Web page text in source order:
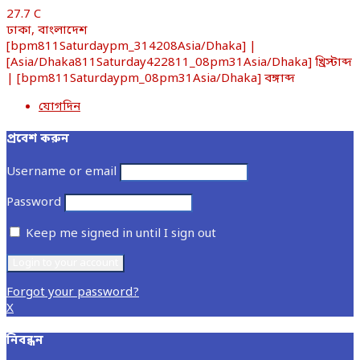
27.7 C
ঢাকা, বাংলাদেশ
[bpm811Saturdaypm_314208Asia/Dhaka] |
[Asia/Dhaka811Saturday422811_08pm31Asia/Dhaka] খ্রিস্টাব্দ
| [bpm811Saturdaypm_08pm31Asia/Dhaka] বঙ্গাব্দ
যোগদিন
প্রবেশ করুন
Username or email
Password
Keep me signed in until I sign out
Forgot your password?
X
নিবন্ধন